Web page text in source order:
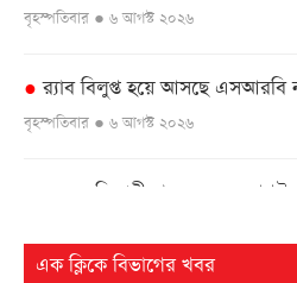
বৃহস্পতিবার ● ৬ আগস্ট ২০২৬
● র‌্যাব বিলুপ্ত হয়ে আসছে এসআরবি
বৃহস্পতিবার ● ৬ আগস্ট ২০২৬
এসএসসি পরীক্ষার ফল ১০ আগস্ট
এক ক্লিকে বিভাগের খবর